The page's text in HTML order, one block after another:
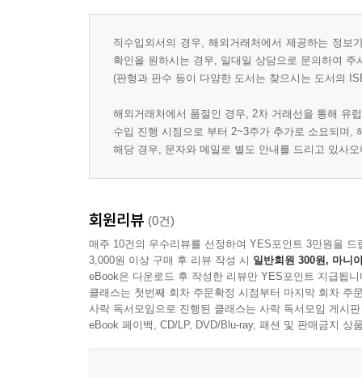
직수입외서의 경우, 해외거래처에서 제공하는 정
확인을 원하시는 경우, 일대일 상담으로 문의하여 주
(판형과 판수 등이 다양한 도서는 찾으시는 도서의
해외거래처에서 품절인 경우, 2차 거래선을 통해 유
수입 진행 시점으로 부터 2~3주가 추가로 소요되며,
해당 경우, 문자와 메일로 별도 안내를 드리고 있사
회원리뷰 (0건)
매주 10건의 우수리뷰를 선정하여 YES포인트 3만원을 드
3,000원 이상 구매 후 리뷰 작성 시 일반회원 300원, 마니
eBook은 다운로드 후 작성한 리뷰만 YES포인트 지급됩니
클래스는 첫번째 회차 주문확정 시점부터 마지막 회차 주
사락 독서모임으로 진행된 클래스는 사락 독서모임 게시
eBook 페이백, CD/LP, DVD/Blu-ray, 패션 및 판매금지 상